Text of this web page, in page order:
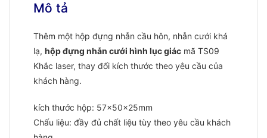
Mô tả
Thêm một hộp đựng nhẫn cầu hôn, nhẫn cưới khá
lạ, hộp đựng nhẫn cưới hình lục giác mã TS09
Khắc laser, thay đổi kích thước theo yêu cầu của
khách hàng.
kích thước hộp: 57x50x25mm
Chấu liệu: đầy đủ chất liệu tùy theo yêu cầu khách